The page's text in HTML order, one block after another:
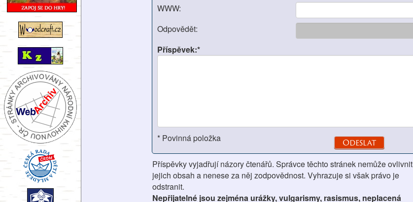
WWW:
Odpovědět:
Příspěvek:*
* Povinná položka
Příspěvky vyjadřují názory čtenářů. Správce těchto stránek nemůže ovlivnit
jejich obsah a nenese za něj zodpovědnost. Vyhrazuje si však právo je
odstranit.
Nepřijatelné jsou zejména urážky, vulgarismy, rasismus, neplacená